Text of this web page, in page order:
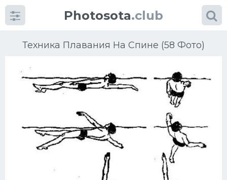
Photosota.club
Техника Плавания На Спине (58 Фото)
КатегорииФото